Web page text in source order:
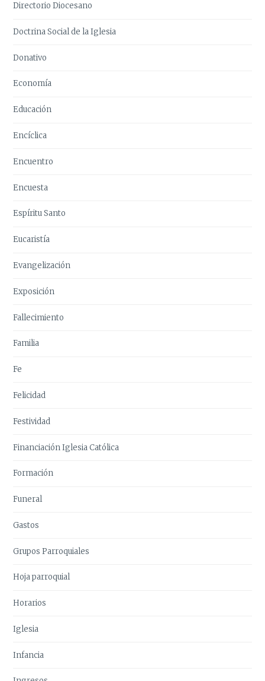
Directorio Diocesano
Doctrina Social de la Iglesia
Donativo
Economía
Educación
Encíclica
Encuentro
Encuesta
Espíritu Santo
Eucaristía
Evangelización
Exposición
Fallecimiento
Familia
Fe
Felicidad
Festividad
Financiación Iglesia Católica
Formación
Funeral
Gastos
Grupos Parroquiales
Hoja parroquial
Horarios
Iglesia
Infancia